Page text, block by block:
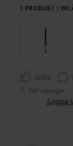
1 PRODUKT I
Gilla
260 visningar
Logga